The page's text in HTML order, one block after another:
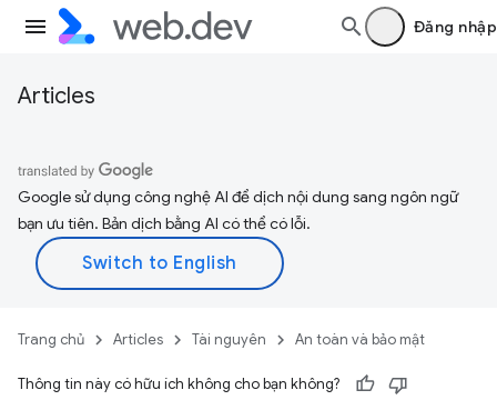
Đăng nhập
Articles
Google sử dụng công nghệ AI để dịch nội dung sang ngôn ngữ
bạn ưu tiên. Bản dịch bằng AI có thể có lỗi.
Trang chủ Articles Tài nguyên An toàn và bảo mật
Thông tin này có hữu ích không cho bạn không?